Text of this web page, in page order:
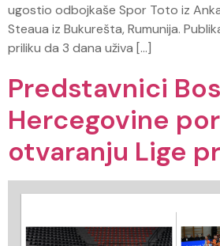
ugostio odbojkaše Spor Toto iz
Steaua iz Bukurešta, Rumunija.
priliku da 3 dana uživa […]
Predstavnici
Hercegovine
otvaranju Lige